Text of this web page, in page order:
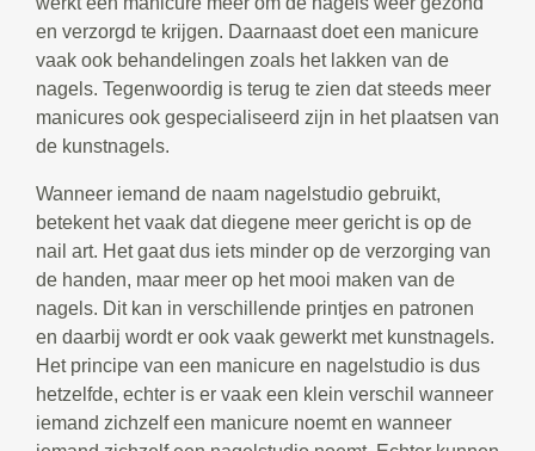
en verzorgd te krijgen. Daarnaast doet een manicure
vaak ook behandelingen zoals het lakken van de
nagels. Tegenwoordig is terug te zien dat steeds meer
manicures ook gespecialiseerd zijn in het plaatsen van
de kunstnagels.
Wanneer iemand de naam nagelstudio gebruikt,
betekent het vaak dat diegene meer gericht is op de
nail art. Het gaat dus iets minder op de verzorging van
de handen, maar meer op het mooi maken van de
nagels. Dit kan in verschillende printjes en patronen
en daarbij wordt er ook vaak gewerkt met kunstnagels.
Het principe van een manicure en nagelstudio is dus
hetzelfde, echter is er vaak een klein verschil wanneer
iemand zichzelf een manicure noemt en wanneer